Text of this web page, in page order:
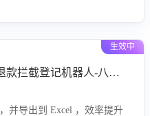
生效中
抖音小店已发货仅退款拦截登记机器人-八爪鱼
并导出到 Excel ，效率提升